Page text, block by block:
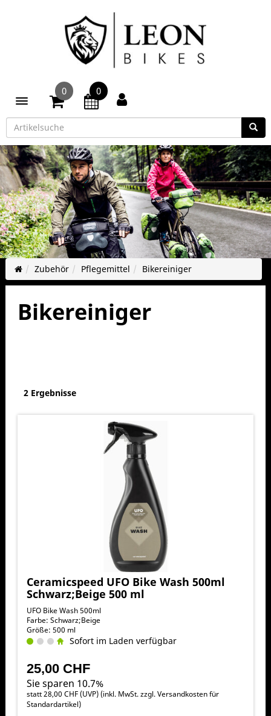
Toggle navigation
0 0
Zubehör Pflegemittel Bikereiniger
Bikereiniger
2 Ergebnisse
Ceramicspeed UFO Bike Wash 500ml
Schwarz;Beige 500 ml
UFO Bike Wash 500ml
Farbe: Schwarz;Beige
Größe: 500 ml
Sofort im Laden verfügbar
25,00 CHF
Sie sparen 10.7%
statt28,00 CHF(UVP) (inkl. MwSt. zzgl.Versandkosten für
Standardartikel)